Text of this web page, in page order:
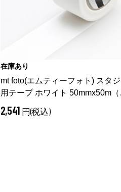
在庫あり
mt foto(エムティーフォト) スタ
用テープ ホワイト 50mmx50m
ホワイト 50mm）
2,541 円(税込)